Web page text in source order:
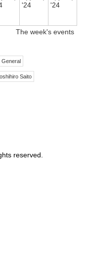
The week's events
'24
'24
General
Saito
reserved.